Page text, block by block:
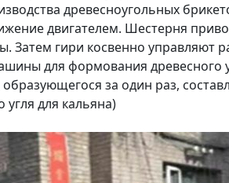
древесноугольных
двигателем. Шестерня
Затем гири косвенно управляют
для формования древесного
образующегося за один раз,
угля для кальяна)